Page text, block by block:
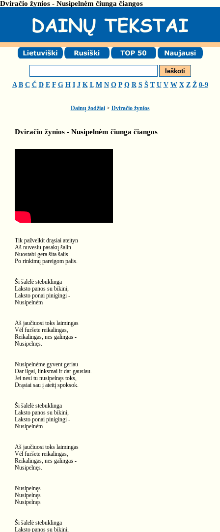
Dviračio žynios - Nusipelnėm čiunga čiangos
A B C Č D E F G H I J K L M N O P Q R S Š T U V W X Z Ž 0-9
Dainų žodžiai> Dviračio žynios
Dviračio žynios - Nusipelnėm čiunga čiangos
Tik pažvelkit drąsiai ateityn
Aš nuvesiu pasakų šalin.
Nuostabi gera šita šalis
Po rinkimų pareigom palis.
Ši šalelė stebuklinga
Laksto panos su bikini,
Laksto ponai pinigingi -
Nusipelnėm
Aš jaučiuosi toks laimingas
Vėl furšete reikalingas,
Reikalingas, nes galingas -
Nusipelnęs.
Nusipelnėme gyvent geriau
Dar ilgai, linksmai ir dar gausiau.
Jei nesi tu nusipelnęs toks,
Drąsiai sau į ateitį spoksok.
Ši šalelė stebuklinga
Laksto panos su bikini,
Laksto ponai pinigingi -
Nusipelnėm
Aš jaučiuosi toks laimingas
Vėl furšete reikalingas,
Reikalingas, nes galingas -
Nusipelnęs.
Nusipelnęs
Nusipelnęs
Nusipelnęs
Ši šalelė stebuklinga
Laksto panos su bikini,